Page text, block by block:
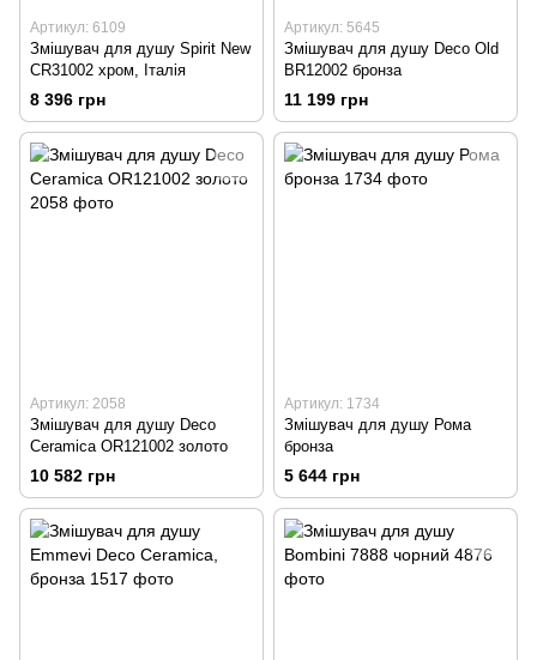
Артикул: 6109
Змішувач для душу Spirit New
CR31002 хром, Італія
8 396 грн
Артикул: 5645
Змішувач для душу Deco Old
BR12002 бронза
11 199 грн
Артикул: 2058
Змішувач для душу Deco
Ceramica OR121002 золото
10 582 грн
Артикул: 1734
Змішувач для душу Рома
бронза
5 644 грн